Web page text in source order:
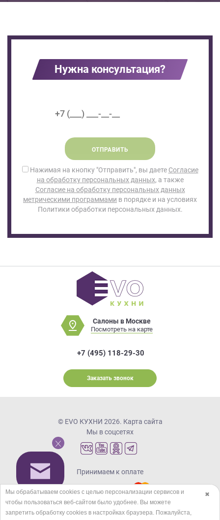
Нужна консультация?
ОТПРАВИТЬ
Нажимая на кнопку "Отправить", вы даете Согласие
на обработку персональных данных, а также
Согласие на обработку персональных данных
метрическими программами в порядке и на условиях
Политики обработки персональных данных.
Салоны в Москве
Посмотреть на карте
+7 (495) 118-29-30
Заказать звонок
© EVO КУХНИ 2026. Карта сайта
Мы в соцсетях
Принимаем к оплате
Кредиты и рассрочка
✖
Мы обрабатываем cookies с целью персонализации сервисов и
чтобы пользоваться веб-сайтом было удобнее. Вы можете
запретить обработку сookies в настройках браузера. Пожалуйста,